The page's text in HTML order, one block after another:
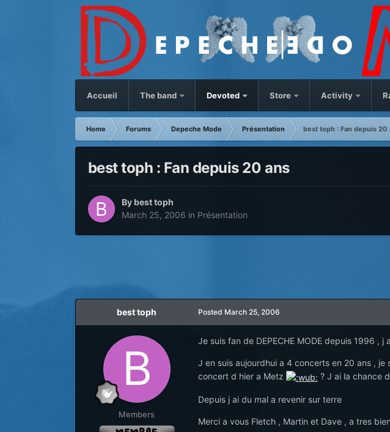
Accueil The band Devoted Store Activity
Home Forums Depeche Mode Présentation
best toph : Fan depuis 20
best toph : Fan depuis 20 ans
By best toph
March 25, 2006 in Présentation
best toph
Members
Posted March 25, 2006
Je suis fan de DEPECHE MODE depuis 1996 , j
J en suis aujourdhui a 4 concerts en 20 ans ,
concert d hier a Metz
? J ai la chance
Depuis j ai du mal a revenir sur terre
Merci a vous Fletch , Martin et Dave , a tres